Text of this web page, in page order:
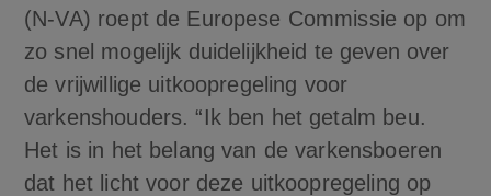
(N-VA) roept de Europese Commissie op om
zo snel mogelijk duidelijkheid te geven over
de vrijwillige uitkoopregeling voor
varkenshouders. “Ik ben het getalm beu.
Het is in het belang van de varkensboeren
dat het licht voor deze uitkoopregeling op